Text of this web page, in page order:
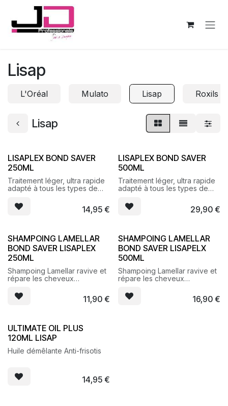
Se rendre au contenu
Lisap
L'Oréal Mulato Lisap Roxils
Lisap
LISAPLEX BOND SAVER
250ML
Traitement léger, ultra rapide
adapté à tous les types de
intense en 9 secondes
14,95€
LISAPLEX BOND SAVER
500ML
Traitement léger, ultra rapide
adapté à tous les types de
intense en 9 secondes
29,90€
SHAMPOING LAMELLAR
BOND SAVER LISAPLEX
250ML
Shampoing Lamellar ravive et
répare les cheveux
11,90€
SHAMPOING LAMELLAR
BOND SAVER LISAPELX
500ML
Shampoing Lamellar ravive et
répare les cheveux
16,90€
ULTIMATE OIL PLUS
120ML LISAP
Huile démêlante Anti-frisotis
14,95€